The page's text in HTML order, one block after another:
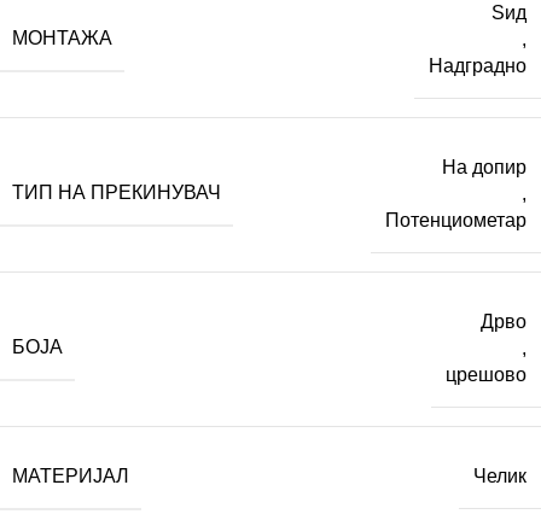
МОНТАЖА
Ѕид
,
Надградно
ТИП НА ПРЕКИНУВАЧ
На допир
,
Потенциометар
БОЈА
Дрво
,
црешово
МАТЕРИЈАЛ Челик